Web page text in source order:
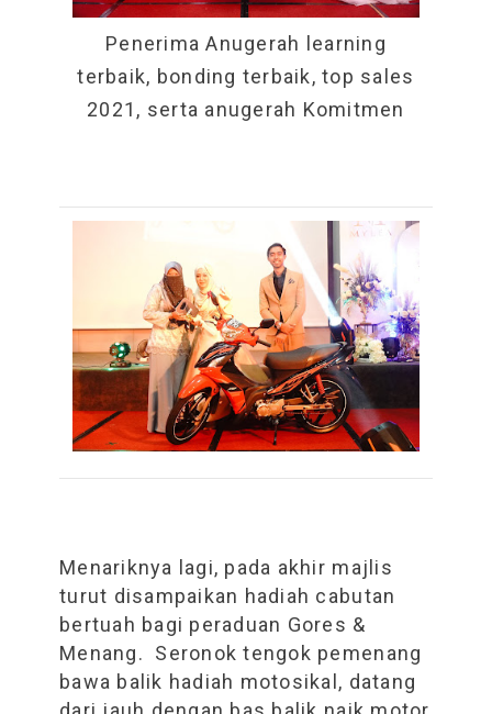
Penerima Anugerah learning
terbaik, bonding terbaik, top sales
2021, serta anugerah Komitmen
Menariknya lagi, pada akhir majlis
turut disampaikan hadiah cabutan
bertuah bagi peraduan Gores &
Menang. Seronok tengok pemenang
bawa balik hadiah motosikal, datang